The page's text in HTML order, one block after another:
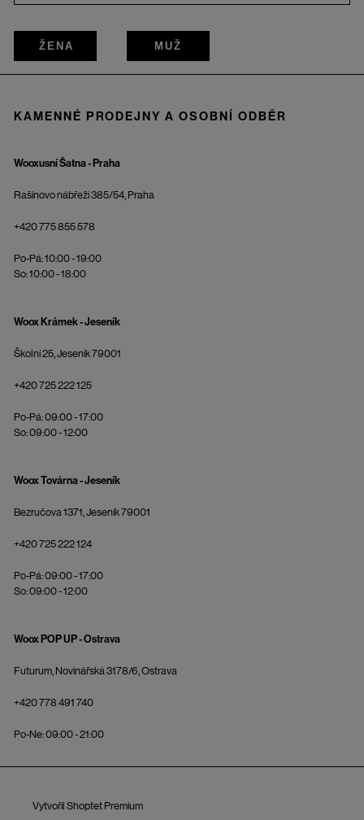
ŽENA MUŽ
KAMENNÉ PRODEJNY A OSOBNÍ ODBĚR
Wooxusní Šatna - Praha
Rašínovo nábřeží 385/54, Praha
+420 775 855 578
Po-Pá: 10:00 - 19:00
So: 10:00 - 18:00
Woox Krámek - Jeseník
Školní 25, Jeseník 79001
+420 725 222 125
Po-Pá: 09:00 - 17:00
So: 09:00 - 12:00
Woox Továrna - Jeseník
Bezručova 1371, Jeseník 79001
+420 725 222 124
Po-Pá: 09:00 - 17:00
So: 09:00 - 12:00
Woox POP UP - Ostrava
Futurum, Novinářská 3178/6, Ostrava
+420 778 491 740
Po-Ne: 09:00 - 21:00
Vytvořil Shoptet Premium